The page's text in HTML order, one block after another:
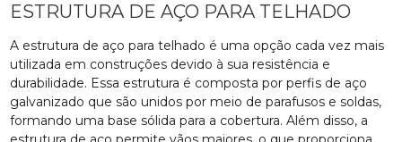
ESTRUTURA DE AÇO PARA TELHADO
A estrutura de aço para telhado é uma opção cada vez mais
utilizada em construções devido à sua resistência e
durabilidade. Essa estrutura é composta por perfis de aço
galvanizado que são unidos por meio de parafusos e soldas,
formando uma base sólida para a cobertura. Além disso, a